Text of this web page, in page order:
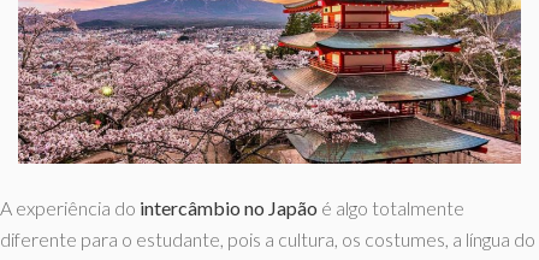
A experiência do intercâmbio no Japão é algo totalmente
diferente para o estudante, pois a cultura, os costumes, a língua do